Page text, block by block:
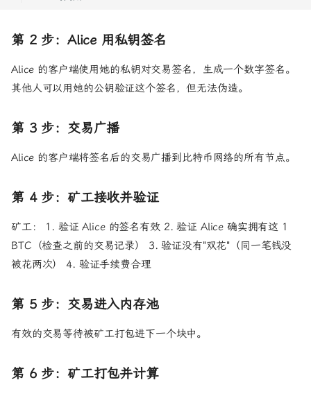
第 2 步：Alice 用私钥签名
Alice 的客户端使用她的私钥对交易签名，生成一个数字签名。
其他人可以用她的公钥验证这个签名，但无法伪造。
第 3 步：交易广播
Alice 的客户端将签名后的交易广播到比特币网络的所有节点。
第 4 步：矿工接收并验证
矿工： 1. 验证 Alice 的签名有效 2. 验证 Alice 确实拥有这 1
BTC（检查之前的交易记录） 3. 验证没有"双花"（同一笔钱没
被花两次） 4. 验证手续费合理
第 5 步：交易进入内存池
有效的交易等待被矿工打包进下一个块中。
第 6 步：矿工打包并计算